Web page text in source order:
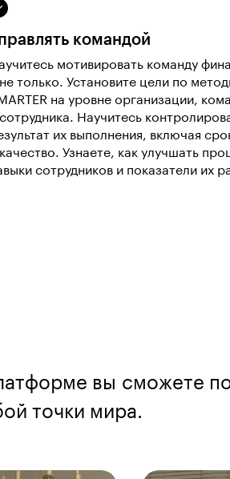
командой
мотивировать команду
только. Установите цели по
на уровне организации,
Научитесь
их выполнения, включая
Узнаете, как улучшать
сотрудников и показатели их
вы сможете
точки мира.